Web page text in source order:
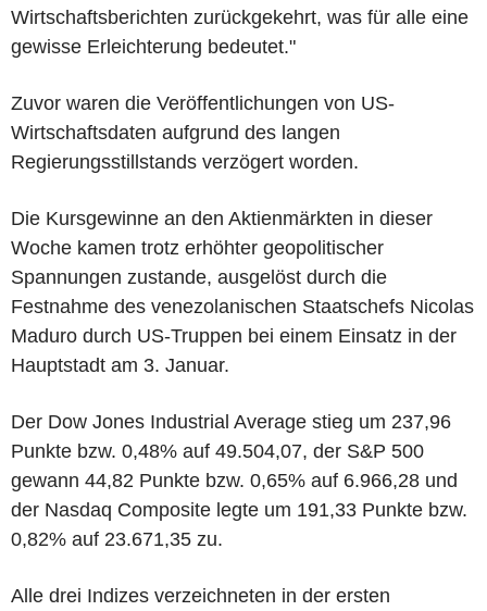
Wirtschaftsberichten zurückgekehrt, was für alle eine
gewisse Erleichterung bedeutet."
Zuvor waren die Veröffentlichungen von US-
Wirtschaftsdaten aufgrund des langen
Regierungsstillstands verzögert worden.
Die Kursgewinne an den Aktienmärkten in dieser
Woche kamen trotz erhöhter geopolitischer
Spannungen zustande, ausgelöst durch die
Festnahme des venezolanischen Staatschefs Nicolas
Maduro durch US-Truppen bei einem Einsatz in der
Hauptstadt am 3. Januar.
Der Dow Jones Industrial Average stieg um 237,96
Punkte bzw. 0,48% auf 49.504,07, der S&P 500
gewann 44,82 Punkte bzw. 0,65% auf 6.966,28 und
der Nasdaq Composite legte um 191,33 Punkte bzw.
0,82% auf 23.671,35 zu.
Alle drei Indizes verzeichneten in der ersten